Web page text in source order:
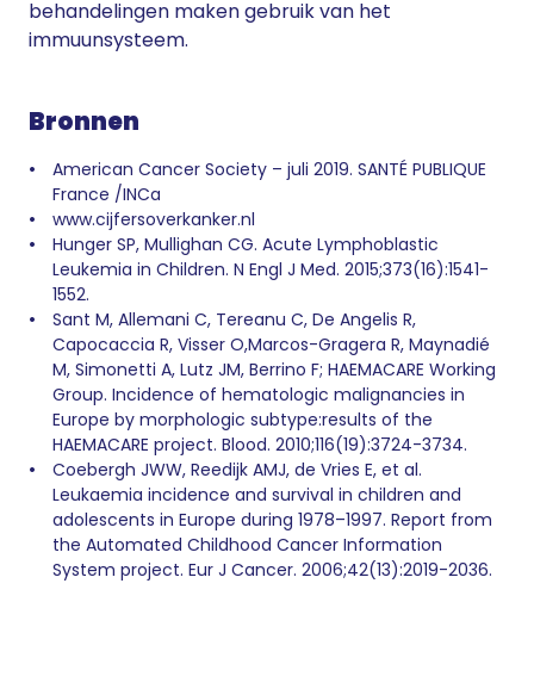
behandelingen maken gebruik van het
immuunsysteem.
Bronnen
American Cancer Society – juli 2019. SANTÉ PUBLIQUE
France /INCa
www.cijfersoverkanker.nl
Hunger SP, Mullighan CG. Acute Lymphoblastic
Leukemia in Children. N Engl J Med. 2015;373(16):1541-
1552.
Sant M, Allemani C, Tereanu C, De Angelis R,
Capocaccia R, Visser O,Marcos-Gragera R, Maynadié
M, Simonetti A, Lutz JM, Berrino F; HAEMACARE Working
Group. Incidence of hematologic malignancies in
Europe by morphologic subtype:results of the
HAEMACARE project. Blood. 2010;116(19):3724-3734.
Coebergh JWW, Reedijk AMJ, de Vries E, et al.
Leukaemia incidence and survival in children and
adolescents in Europe during 1978–1997. Report from
the Automated Childhood Cancer Information
System project. Eur J Cancer. 2006;42(13):2019-2036.